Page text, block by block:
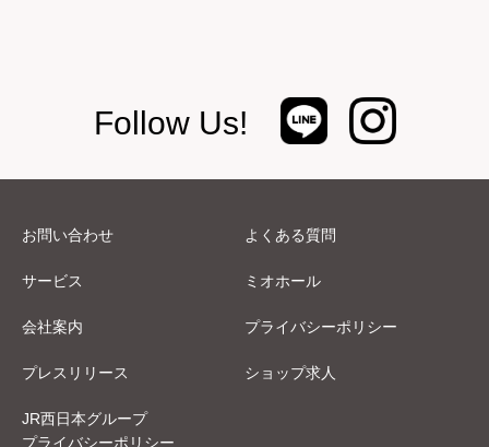
Follow Us!
お問い合わせ よくある質問
サービス ミオホール
会社案内 プライバシーポリシー
プレスリリース ショップ求人
JR西日本グループ
プライバシーポリシー